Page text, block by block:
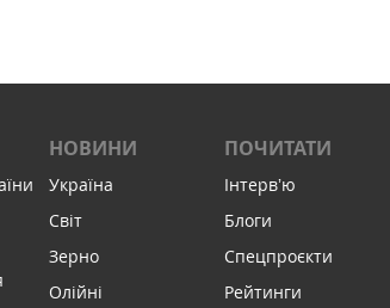
НОВИНИ
Україна
Світ
Зерно
Олійні
ПОЧИТАТИ
Інтервʼю
Блоги
Спецпроєкти
Рейтинги